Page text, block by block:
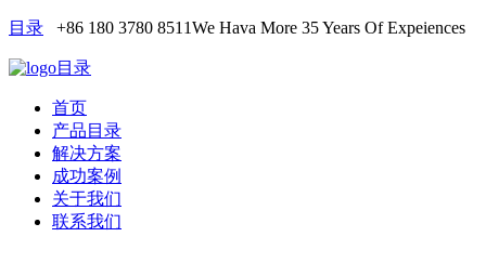
目录 +86 180 3780 8511We Hava More 35 Years Of Expeiences
目录
首页
产品目录
解决方案
成功案例
关于我们
联系我们